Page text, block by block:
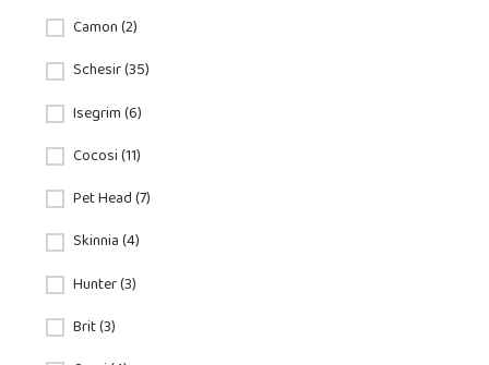
Camon (2)
Schesir (35)
Isegrim (6)
Cocosi (11)
Pet Head (7)
Skinnia (4)
Hunter (3)
Brit (3)